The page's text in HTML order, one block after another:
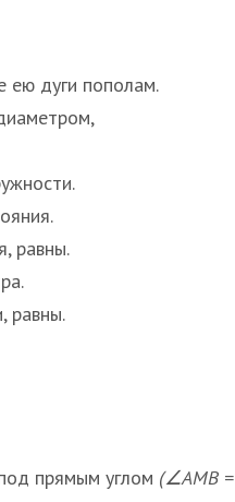
ею дуги пополам.
равны.
равны.
прямым углом (∠AMB =